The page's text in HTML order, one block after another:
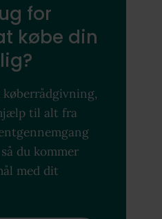
for
købe din
til alt fra
du kommer
med dit